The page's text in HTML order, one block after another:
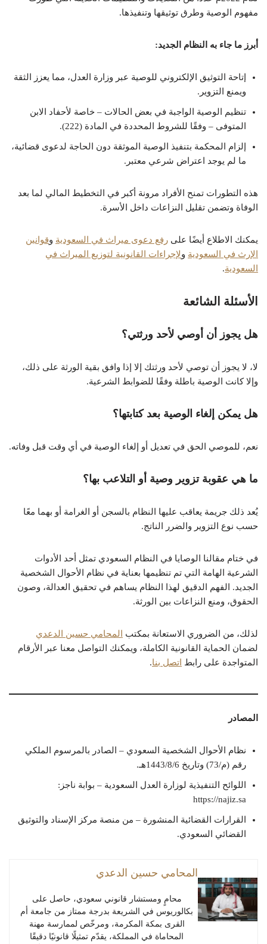
مفهوم الوصية وطرق توثيقها وتنفيذها.
أبرز ما جاء به النظام الجديد:
إتاحة التوثيق الإلكتروني للوصية عبر وزارة العدل، مما يعزز الثقة
ويمنع التزوير.
تنظيم الوصية الواجبة في بعض الحالات – خاصة لأحفاد الابن
المتوفى – وفقًا للشروط المحددة في المادة (222).
إلزام المحكمة بتنفيذ الوصية الموثقة دون الحاجة لدعوى قضائية،
ما لم يوجد اعتراض شرعي معتبر.
هذه التطورات تمنح الأفراد مرونة أكبر في التخطيط المالي لما بعد
الوفاة وتضمن تقليل النزاعات داخل الأسرة.
يمكنك الاطلاع أيضًا على رفع دعوى ميراث في السعودية وقوانين
الإرث في السعودية ولإجراءات القانونية لتوزيع الميراث في
السعودية.
الأسئلة الشائعة
هل يجوز أن أوصي لأحد ورثتي؟
لا، لا يجوز أن توصي لأحد ورثتك إلا إذا وافق بقية الورثة على ذلك،
وإلا كانت الوصية باطلة وفقًا للضوابط الشرعية.
هل يمكن إلغاء الوصية بعد كتابتها؟
نعم، للموصي الحق في تعديل أو إلغاء الوصية في أي وقت قبل وفاته.
ما هي عقوبة تزوير وصية أو التلاعب بها؟
يُعد ذلك جريمة يعاقب عليها النظام بالسجن أو الغرامة أو بهما معًا
حسب نوع التزوير والضرر الناتج.
في ختام مقالنا الوصايا في النظام السعودي تمثل أحد الأدوات
الشرعية الهامة التي تم تنظيمها بعناية في نظام الأحوال الشخصية
الجديد. الفهم الدقيق لهذا النظام يساهم في تحقيق العدالة، وصون
الحقوق، ومنع النزاعات بين الورثة.
لذلك، من الضروري الاستعانة بمكتب
المحامي حسين الدعدي
لضمان الحماية القانونية الكاملة، ويمكنك التواصل معنا عبر الأرقام
المتواجدة على رابط اتصل بنا.
المصادر
نظام الأحوال الشخصية السعودي – الصادر بالمرسوم الملكي
رقم (م/73) وتاريخ 1443/8/6هـ.
اللوائح التنفيذية لوزارة العدل السعودية – بوابة ناجز:
https://najiz.sa
القرارات القضائية المنشورة – من منصة مركز الإسناد والتوثيق
القضائي السعودي.
المحامي حسين الدعدي
محامٍ ومستشار قانوني سعودي، حاصل على
بكالوريوس في الشريعة بدرجة ممتاز من جامعة أم
القرى بمكة المكرمة، ومرخّص لممارسة مهنة
المحاماة في المملكة، يقدّم تمثيلًا قانونيًا دقيقًا